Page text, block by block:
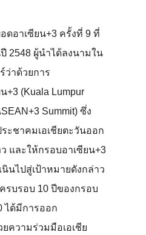
ดอาเซียน+3 ครั้งที่ 9 ที่
2548 ผู้นำได้ลงนามใน
าด้วยการ
+3 (Kuala Lumpur
Summit) ซึ่ง
ะชาคมเอเชียตะวันออก
และให้กรอบอาเซียน+3
นินไปสู่เป้าหมายดังกล่าว
รบรอบ 10 ปีของกรอบ
ได้มีการออก
ความร่วมมือเอเชีย